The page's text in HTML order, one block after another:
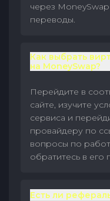
через
переводы.
Как выбрать
на MoneySwap?
Перейдите в
сайте, изучите
сервиса и
провайдеру по
вопросы по
обратитесь в
Есть ли